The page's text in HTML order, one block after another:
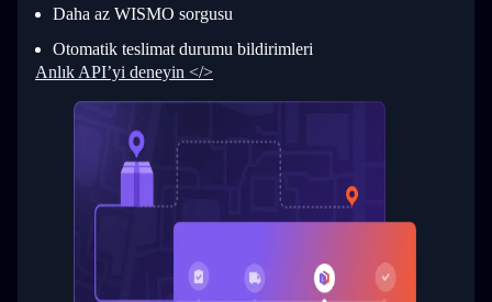
31
33
34
      }
  }
}
Daha az WISMO sorgusu
Otomatik teslimat durumu bildirimleri
Anlık API’yi deneyin </>